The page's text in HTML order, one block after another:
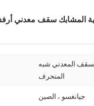
المشابك سقف معدني
المعدني شبه
المنحرف
جيانغسو ، الصين